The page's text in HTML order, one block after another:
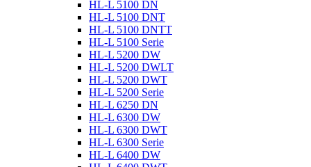
HL-L 5100 DN
HL-L 5100 DNT
HL-L 5100 DNTT
HL-L 5100 Serie
HL-L 5200 DW
HL-L 5200 DWLT
HL-L 5200 DWT
HL-L 5200 Serie
HL-L 6250 DN
HL-L 6300 DW
HL-L 6300 DWT
HL-L 6300 Serie
HL-L 6400 DW